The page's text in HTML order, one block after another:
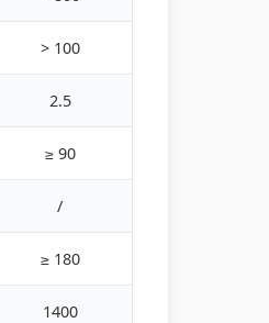
> 100
2.5
≥ 90
/
≥ 180
1400